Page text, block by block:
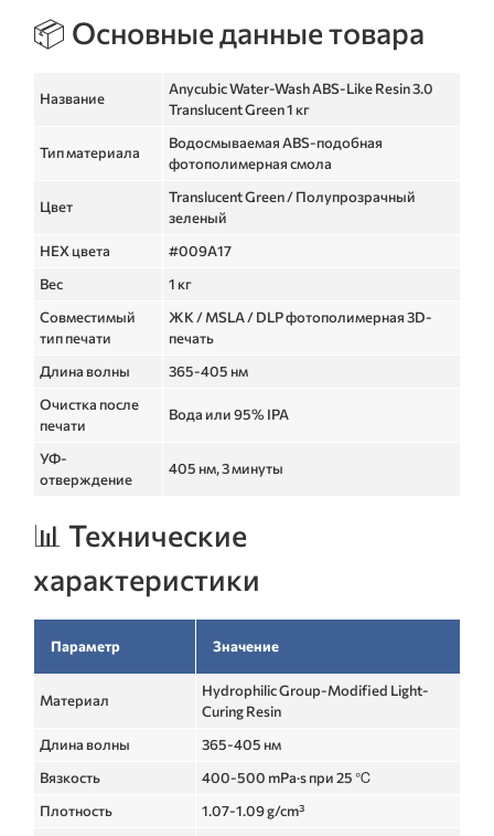
📦 Основные данные товара
Название
Anycubic Water-Wash ABS-Like Resin 3.0
Translucent Green 1 кг
Тип материала
Водосмываемая ABS-подобная
фотополимерная смола
Цвет
Translucent Green / Полупрозрачный
зеленый
HEX цвета
#009A17
Вес
1 кг
Совместимый
тип печати
ЖК / MSLA / DLP фотополимерная 3D-
печать
Длина волны
365-405 нм
Очистка после
печати
Вода или 95% IPA
УФ-
отверждение
405 нм, 3 минуты
📊 Технические
характеристики
Параметр Значение
Материал
Hydrophilic Group-Modified Light-
Curing Resin
Длина волны
365-405 нм
Вязкость
400-500 mPa·s при 25 ℃
Плотность
1.07-1.09 g/cm³